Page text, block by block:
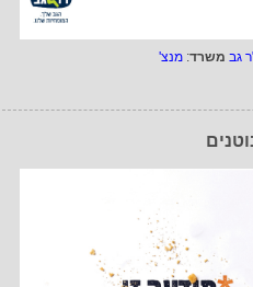
גב משרד: מנצ'